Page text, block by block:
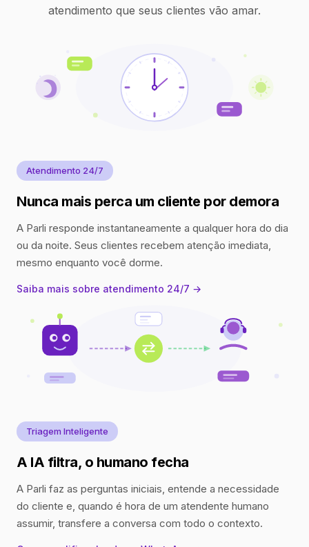
atendimento que seus clientes vão amar.
Atendimento 24/7
Nunca mais perca um cliente por demora
A Parli responde instantaneamente a qualquer hora do dia
ou da noite. Seus clientes recebem atenção imediata,
mesmo enquanto você dorme.
Saiba mais sobre atendimento 24/7 →
Triagem Inteligente
A IA filtra, o humano fecha
A Parli faz as perguntas iniciais, entende a necessidade
do cliente e, quando é hora de um atendente humano
assumir, transfere a conversa com todo o contexto.